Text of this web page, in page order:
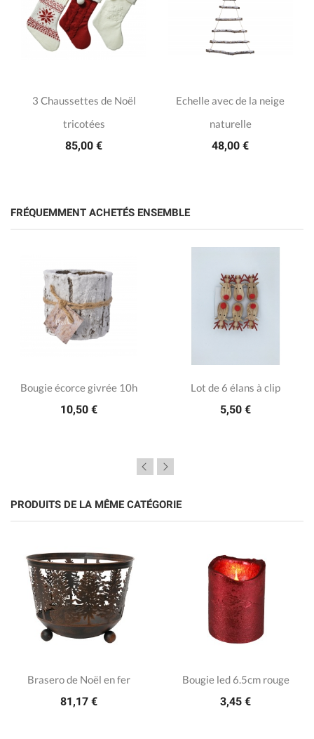
3 Chaussettes de Noël
tricotées
85,00 €
Echelle avec de la neige
naturelle
48,00 €
FRÉQUEMMENT ACHETÉS ENSEMBLE
Bougie écorce givrée 10h
10,50 €
Lot de 6 élans à clip
5,50 €
PRODUITS DE LA MÊME CATÉGORIE
Brasero de Noël en fer
81,17 €
Bougie led 6.5cm rouge
3,45 €